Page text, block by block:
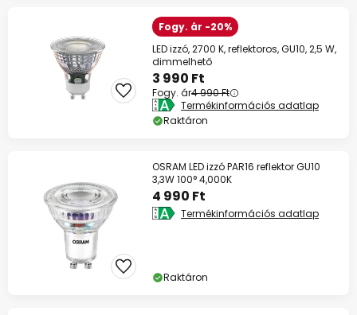
Fogy. ár -20%
LED izzó, 2700 K, reflektoros, GU10, 2,5 W,
dimmelhető
3 990 Ft
Fogy. ár4 990 Ft
Termékinformációs adatlap
Raktáron
OSRAM LED izzó PAR16 reflektor GU10
3,3W 100° 4,000K
4 990 Ft
Termékinformációs adatlap
Raktáron